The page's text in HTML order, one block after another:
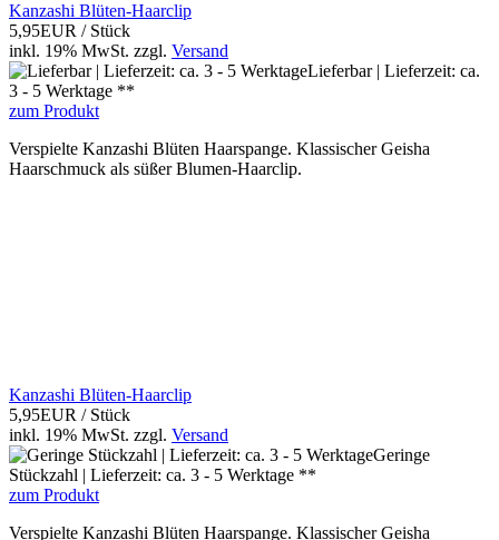
Kanzashi Blüten-Haarclip
5,95EUR / Stück
inkl. 19% MwSt. zzgl. Versand
Lieferbar | Lieferzeit: ca.
3 - 5 Werktage **
zum Produkt
Verspielte Kanzashi Blüten Haarspange. Klassischer Geisha
Haarschmuck als süßer Blumen-Haarclip.
Kanzashi Blüten-Haarclip
5,95EUR / Stück
inkl. 19% MwSt. zzgl. Versand
Geringe
Stückzahl | Lieferzeit: ca. 3 - 5 Werktage **
zum Produkt
Verspielte Kanzashi Blüten Haarspange. Klassischer Geisha